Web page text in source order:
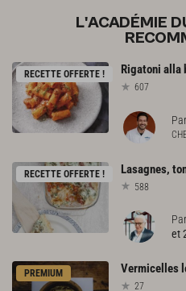
L'ACADÉMIE
RECETTE OFFERTE ! Rigatoni alla
607
Par
RECETTE OFFERTE ! Lasagnes,
588
Par
et
PREMIUM Vermicelles
27